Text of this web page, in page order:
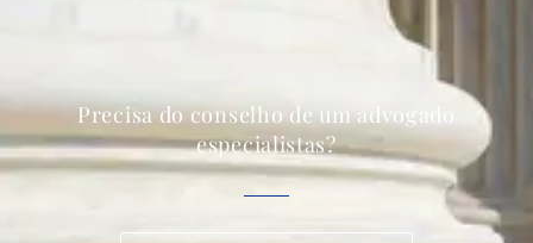
Precisa do conselho de um advogado
especialistas?